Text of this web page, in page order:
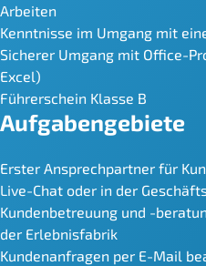
Arbeiten
Kenntnisse im Umgang mit
Sicherer Umgang mit Office-
Excel)
Führerschein Klasse B
Aufgabengebiete
Erster Ansprechpartner für
Live-Chat oder in der
Kundenbetreuung und -
der Erlebnisfabrik
Kundenanfragen per E-Mail